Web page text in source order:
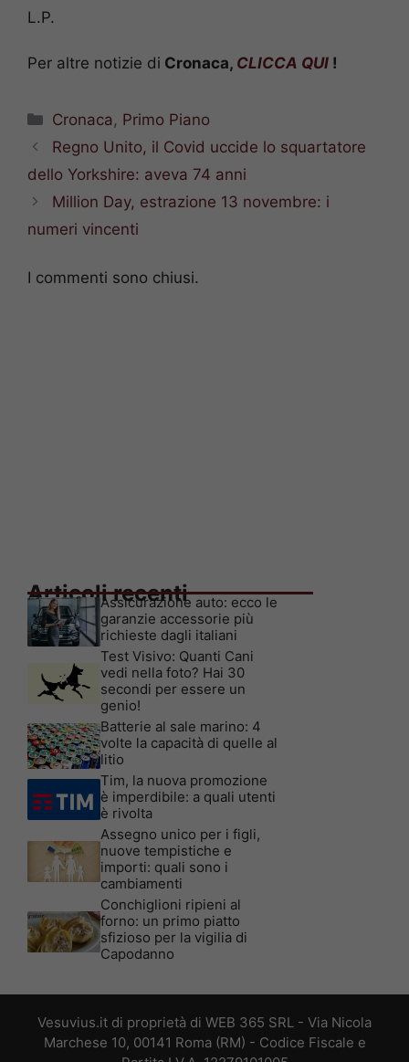
L.P.
Per altre notizie di Cronaca, CLICCA QUI !
Categorie
Cronaca, Primo Piano
Regno Unito, il Covid uccide lo squartatore
dello Yorkshire: aveva 74 anni
Million Day, estrazione 13 novembre: i
numeri vincenti
I commenti sono chiusi.
Articoli recenti
Assicurazione auto: ecco le
garanzie accessorie più
richieste dagli italiani
Test Visivo: Quanti Cani
vedi nella foto? Hai 30
secondi per essere un
genio!
Batterie al sale marino: 4
volte la capacità di quelle al
litio
Tim, la nuova promozione
è imperdibile: a quali utenti
è rivolta
Assegno unico per i figli,
nuove tempistiche e
importi: quali sono i
cambiamenti
Conchiglioni ripieni al
forno: un primo piatto
sfizioso per la vigilia di
Capodanno
Vesuvius.it di proprietà di WEB 365 SRL - Via Nicola
Marchese 10, 00141 Roma (RM) - Codice Fiscale e